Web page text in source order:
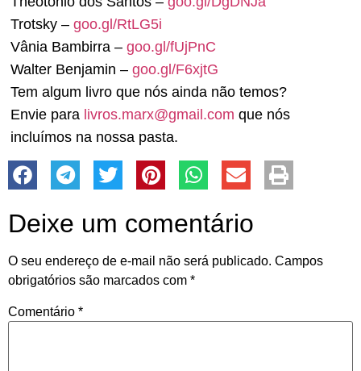
Trotsky – goo.gl/RtLG5i
Vânia Bambirra – goo.gl/fUjPnC
Walter Benjamin – goo.gl/F6xjtG
Tem algum livro que nós ainda não temos?
Envie para livros.marx@gmail.com que nós
incluímos na nossa pasta.
Deixe um comentário
O seu endereço de e-mail não será publicado. Campos
obrigatórios são marcados com *
Comentário *